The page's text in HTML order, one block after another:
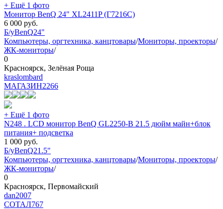
+ Ещё 1 фото
Монитор BenQ 24" XL2411P (Г7216С)
6 000 руб.
Б/уBenQ24"
Компьютеры, оргтехника, канцтовары/Мониторы, проекторы/
ЖК-мониторы/
0
Красноярск, Зелёная Роща
kraslombard
МАГАЗИН2266
+ Ещё 1 фото
N248 . LCD монитор BenQ GL2250-B 21.5 дюйм майн+блок
питания+ подсветка
1 000 руб.
Б/уBenQ21.5"
Компьютеры, оргтехника, канцтовары/Мониторы, проекторы/
ЖК-мониторы/
0
Красноярск, Первомайский
dan2007
СОТАЛ767